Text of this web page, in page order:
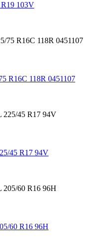
R19 103V
R16C 118R 0451107
45 R17 94V
60 R16 96H